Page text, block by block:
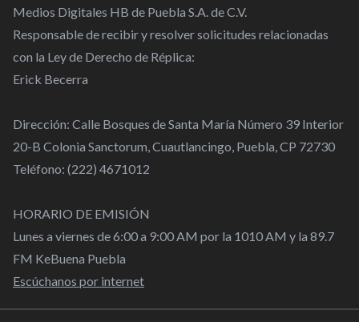
Medios Digitales HB de Puebla S.A. de C.V.
Responsable de recibir y resolver solicitudes relacionadas
con la Ley de Derecho de Réplica:
Erick Becerra
Dirección: Calle Bosques de Santa María Número 39 Interior
20-B Colonia Sanctorum, Cuautlancingo, Puebla, CP 72730
Teléfono: (222) 4671012
HORARIO DE EMISIÓN
Lunes a viernes de 6:00 a 9:00 AM por la 1010 AM y la 89.7
FM KeBuena Puebla
Escúchanos por internet